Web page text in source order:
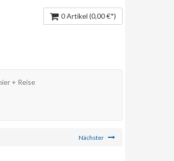
0 Artikel (0,00 €*)
+ Reise
Nächster